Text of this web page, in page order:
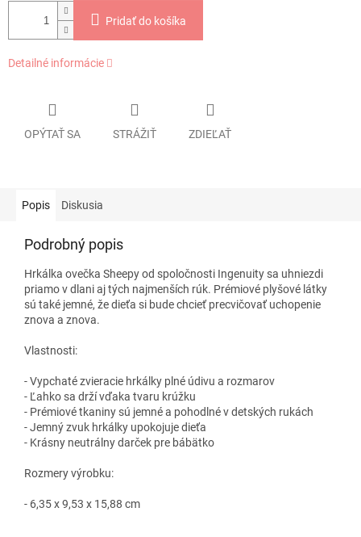
Pridať do košíka
Detailné informácie
OPÝTAŤ SA STRÁŽIŤ ZDIEĽAŤ
Popis Diskusia
Podrobný popis
Hrkálka ovečka Sheepy od spoločnosti Ingenuity sa uhniezdi
priamo v dlani aj tých najmenších rúk. Prémiové plyšové látky
sú také jemné, že dieťa si bude chcieť precvičovať uchopenie
znova a znova.
Vlastnosti:
- Vypchaté zvieracie hrkálky plné údivu a rozmarov
- Ľahko sa drží vďaka tvaru krúžku
- Prémiové tkaniny sú jemné a pohodlné v detských rukách
- Jemný zvuk hrkálky upokojuje dieťa
- Krásny neutrálny darček pre bábätko
Rozmery výrobku:
- 6,35 x 9,53 x 15,88 cm